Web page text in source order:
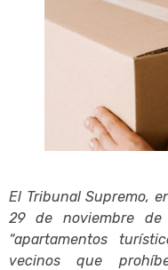
El Tribunal Supremo,
29 de noviembre
“apartamentos
vecinos que